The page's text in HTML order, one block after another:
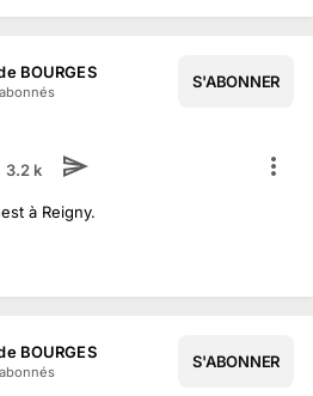
BOURGES
abonnés
S'ABONNER
3.2 k
à Reigny.
BOURGES
abonnés
S'ABONNER
1/17